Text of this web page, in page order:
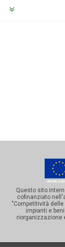
Questo sito
cofinanziato
"Competitività
impianti e
riorganizzazione